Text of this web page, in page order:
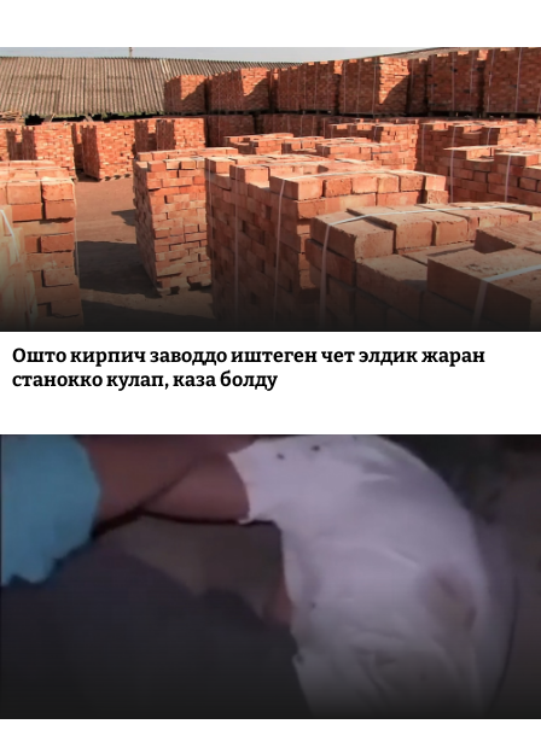
Ошто кирпич заводдо иштеген чет элдик жаран
станокко кулап, каза болду